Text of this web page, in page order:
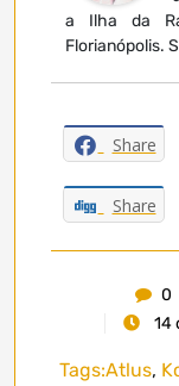
a Ilha da
Florianópolis.
Share
Share
0
14
Tags:Atlus,